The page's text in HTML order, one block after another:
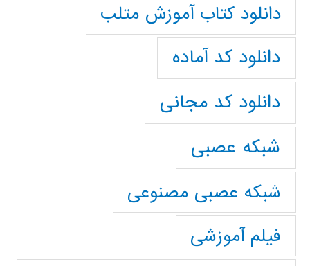
دانلود کتاب آموزش متلب
دانلود کد آماده
دانلود کد مجانی
شبکه عصبی
شبکه عصبی مصنوعی
فیلم آموزشی